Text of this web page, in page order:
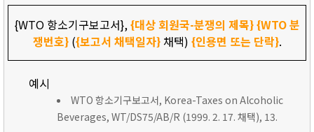
{WTO 항소기구보고서},{대상 회원국-분쟁의 제목}{WTO 분
쟁번호}({보고서 채택일자}채택) {인용면 또는 단락}.
예시
WTO 항소기구보고서, Korea-Taxes on Alcoholic
Beverages, WT/DS75/AB/R (1999. 2. 17. 채택), 13.